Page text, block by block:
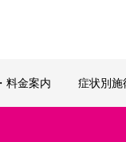
料金案内 症状別施